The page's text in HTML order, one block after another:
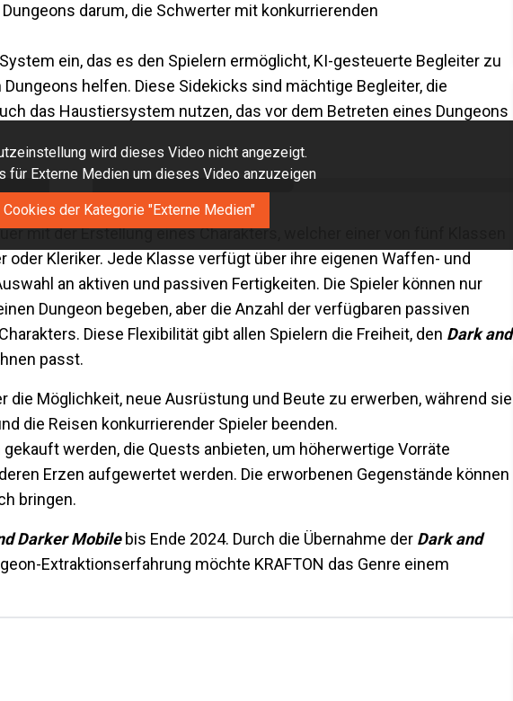
darum, die Schwerter mit konkurrierenden
ein, das es den Spielern ermöglicht, KI-gesteuerte Begleiter zu
helfen. Diese Sidekicks sind mächtige Begleiter, die
das Haustiersystem nutzen, das vor dem Betreten eines Dungeons
wird dieses Video nicht angezeigt.
für Externe Medien um dieses Video anzuzeigen
der Kategorie "Externe Medien"
mit der Erstellung eines Charakters, welcher einer von fünf Klassen
oder Kleriker. Jede Klasse verfügt über ihre eigenen Waffen- und
an aktiven und passiven Fertigkeiten. Die Spieler können nur
Dungeon begeben, aber die Anzahl der verfügbaren passiven
Diese Flexibilität gibt allen Spielern die Freiheit, den Dark and
passt.
die Möglichkeit, neue Ausrüstung und Beute zu erwerben, während sie
die Reisen konkurrierender Spieler beenden.
werden, die Quests anbieten, um höherwertige Vorräte
Erzen aufgewertet werden. Die erworbenen Gegenstände können
bringen.
Darker Mobilebis Ende 2024. Durch die Übernahme der Dark and
Extraktionserfahrung möchte KRAFTON das Genre einem